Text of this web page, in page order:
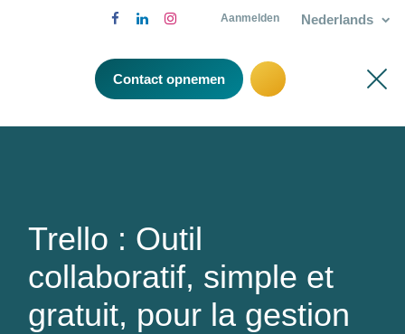
Aanmelden Nederlands
Contact opnemen
Trello : Outil
collaboratif, simple et
gratuit, pour la gestion